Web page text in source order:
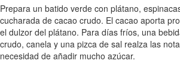
Prepara un batido verde con plátano,
cucharada de cacao crudo. El cacao aporta
el dulzor del plátano. Para días fríos, una
crudo, canela y una pizca de sal realza las
necesidad de añadir mucho azúcar.